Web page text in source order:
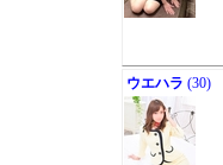
ウエハラ (30)